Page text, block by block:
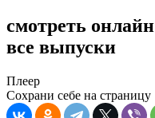
смотреть
все выпуски
Плеер
Сохрани себе на страницу